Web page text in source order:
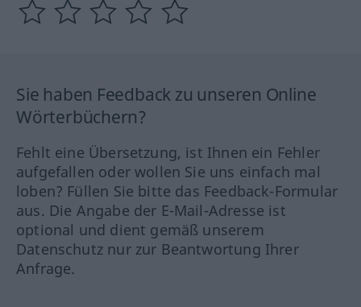
Sie haben Feedback zu unseren Online
Wörterbüchern?
Fehlt eine Übersetzung, ist Ihnen ein Fehler
aufgefallen oder wollen Sie uns einfach mal
loben? Füllen Sie bitte das Feedback-Formular
aus. Die Angabe der E-Mail-Adresse ist
optional und dient gemäß unserem
Datenschutz nur zur Beantwortung Ihrer
Anfrage.